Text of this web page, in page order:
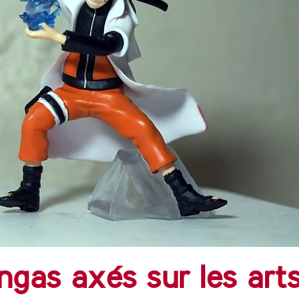
axés sur les